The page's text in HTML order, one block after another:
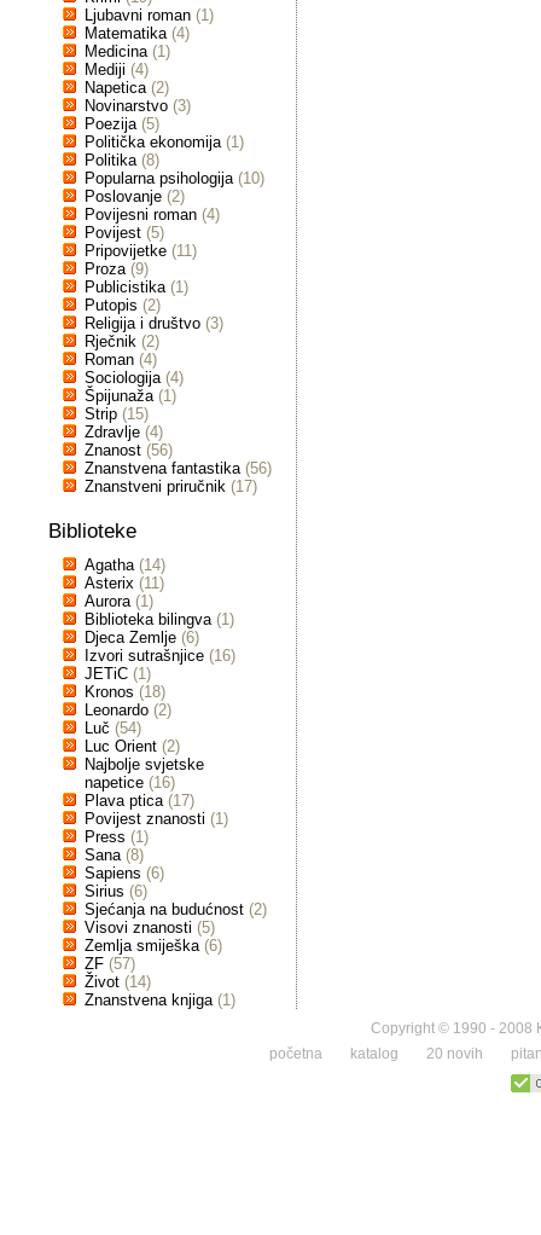
Ljubavni roman (1)
Matematika (4)
Medicina (1)
Mediji (4)
Napetica (2)
Novinarstvo (3)
Poezija (5)
Politička ekonomija (1)
Politika (8)
Popularna psihologija (10)
Poslovanje (2)
Povijesni roman (4)
Povijest (5)
Pripovijetke (11)
Proza (9)
Publicistika (1)
Putopis (2)
Religija i društvo (3)
Rječnik (2)
Roman (4)
Sociologija (4)
Špijunaža (1)
Strip (15)
Zdravlje (4)
Znanost (56)
Znanstvena fantastika (56)
Znanstveni priručnik (17)
Biblioteke
Agatha (14)
Asterix (11)
Aurora (1)
Biblioteka bilingva (1)
Djeca Zemlje (6)
Izvori sutrašnjice (16)
JETiC (1)
Kronos (18)
Leonardo (2)
Luč (54)
Luc Orient (2)
Najbolje svjetske
napetice (16)
Plava ptica (17)
Povijest znanosti (1)
Press (1)
Sana (8)
Sapiens (6)
Sirius (6)
Sjećanja na budućnost (2)
Visovi znanosti (5)
Zemlja smiješka (6)
ZF (57)
Život (14)
Znanstvena knjiga (1)
Copyright © 1990 - 2008
početna
katalog 20 novih